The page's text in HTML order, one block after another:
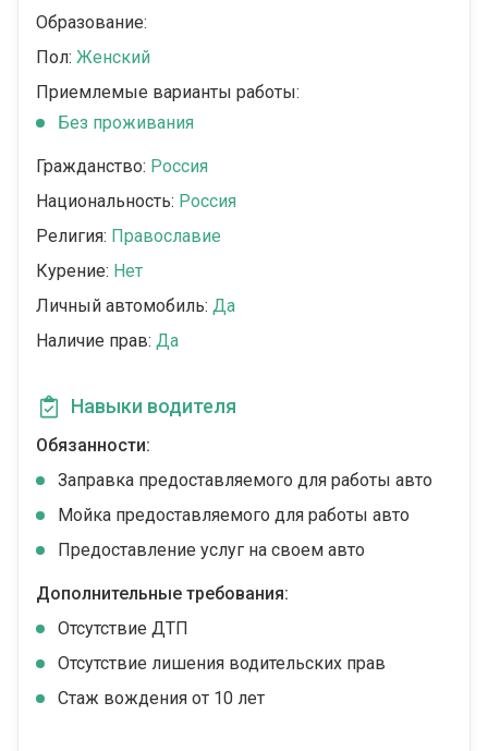
Образование:
Пол: Женский
Приемлемые варианты работы:
Без проживания
Гражданство: Россия
Национальность: Россия
Религия: Православие
Курение: Нет
Личный автомобиль: Да
Наличие прав: Да
Навыки водителя
Обязанности:
Заправка предоставляемого для работы авто
Мойка предоставляемого для работы авто
Предоставление услуг на своем авто
Дополнительные требования:
Отсутствие ДТП
Отсутствие лишения водительских прав
Стаж вождения от 10 лет